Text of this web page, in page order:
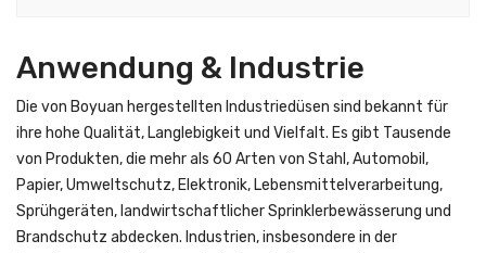
Anwendung & Industrie
Die von Boyuan hergestellten Industriedüsen sind bekannt für
ihre hohe Qualität, Langlebigkeit und Vielfalt. Es gibt Tausende
von Produkten, die mehr als 60 Arten von Stahl, Automobil,
Papier, Umweltschutz, Elektronik, Lebensmittelverarbeitung,
Sprühgeräten, landwirtschaftlicher Sprinklerbewässerung und
Brandschutz abdecken. Industrien, insbesondere in der